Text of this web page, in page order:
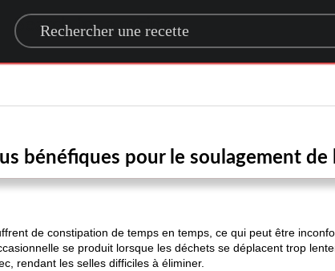
Search for a recipe
bénéfiques pour le soulagement
de constipation de temps en temps, ce qui peut être
se produit lorsque les déchets se déplacent trop
rendant les selles difficiles à éliminer.